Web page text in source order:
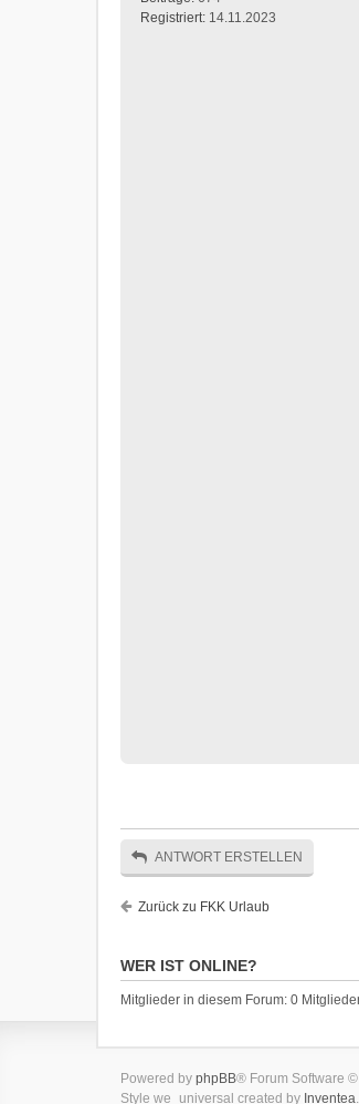
Registriert: 14.11.2023
ANTWORT ERSTELLEN
Zurück zu FKK Urlaub
WER IST ONLINE?
Mitglieder in diesem Forum: 0
Powered by phpBB® Forum Software
Style we_universal created by Inventea.